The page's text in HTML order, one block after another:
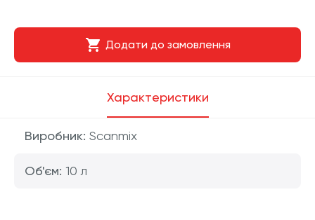
Додати до замовлення
Характеристики
Виробник: Scanmix
Об'єм: 10 л